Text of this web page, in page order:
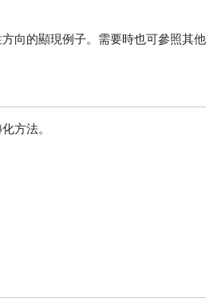
向的顯現例子。需要時也可參照其
方法。